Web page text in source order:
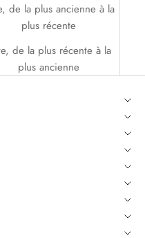
de la plus ancienne à la
plus récente
de la plus récente à la
plus ancienne